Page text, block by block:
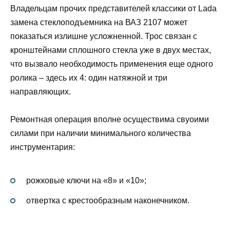
Владельцам прочих представителей классики от Lada
замена стеклоподъемника на ВАЗ 2107 может
показаться излишне усложненной. Трос связан с
кронштейнами сплошного стекла уже в двух местах,
что вызвало необходимость применения еще одного
ролика – здесь их 4: один натяжной и три
направляющих.
Ремонтная операция вполне осуществима свуоими
силами при наличии минимального количества
инструментария:
рожковые ключи на «8» и «10»;
отвертка с крестообразным наконечником.